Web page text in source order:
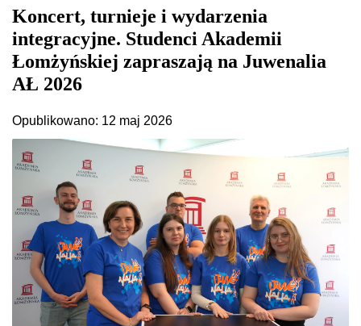
Koncert, turnieje i wydarzenia
integracyjne. Studenci Akademii
Łomżyńskiej zapraszają na Juwenalia
AŁ 2026
Opublikowano: 12 maj 2026